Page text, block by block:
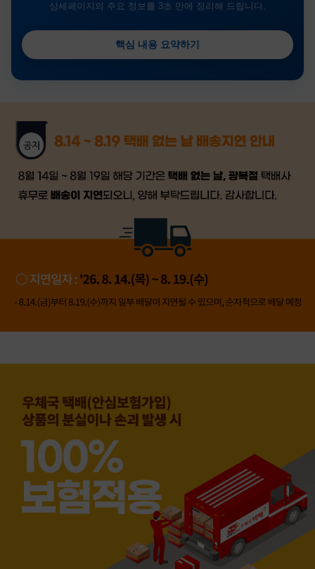
상세페이지의 주요 정보를 3초 만에 정리해 드립니다.
핵심 내용 요약하기
배송